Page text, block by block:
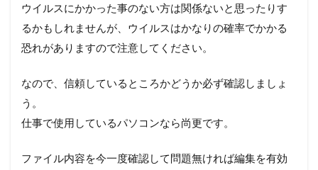
ウイルスにかかった事のない方は関係ないと思ったりす
るかもしれませんが、ウイルスはかなりの確率でかかる
恐れがありますので注意してください。
なので、信頼しているところかどうか必ず確認しましょ
う。
仕事で使用しているパソコンなら尚更です。
ファイル内容を今一度確認して問題無ければ編集を有効